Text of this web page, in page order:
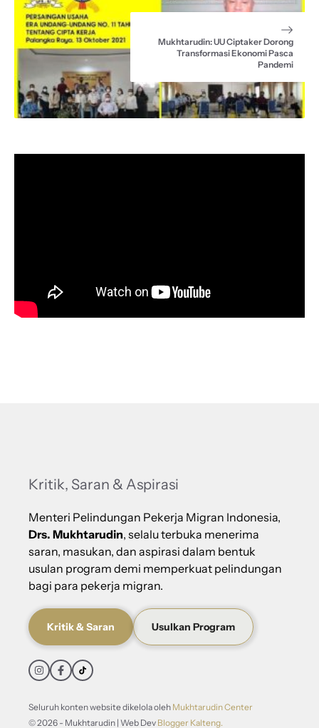
Mukhtarudin: UU Ciptaker Dorong
Transformasi Ekonomi Pasca
Pandemi
Kritik, Saran & Aspirasi
Menteri Pelindungan Pekerja Migran Indonesia,
Drs. Mukhtarudin, selalu terbuka menerima
saran, masukan, dan aspirasi dalam bentuk
usulan program demi memperkuat pelindungan
bagi para pekerja migran.
Kritik & Saran Usulkan Program
Seluruh konten website dikelola oleh Mukhtarudin Center
© 2026 - Mukhtarudin | Web Dev Blogger Kalteng.